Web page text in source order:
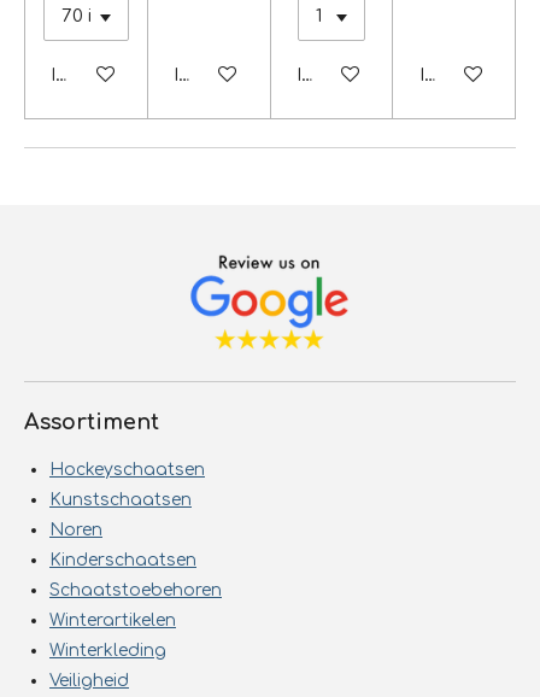
In winkelwagenIn winkelwagenIn winkelwagenIn
Assortiment
Hockeyschaatsen
Kunstschaatsen
Noren
Kinderschaatsen
Schaatstoebehoren
Winterartikelen
Winterkleding
Veiligheid